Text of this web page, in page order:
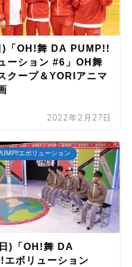
「OH!舞 DA PUMP!!
ーション #6」OH舞
クープ＆YORIアニマ
2022年2月27日
エボリューション
)「OH!舞 DA
ボリューション